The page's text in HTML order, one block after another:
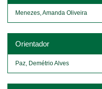
Menezes, Amanda Oliveira
Orientador
Paz, Demétrio Alves